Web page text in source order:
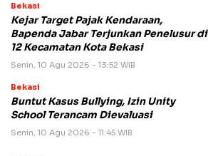
Bekasi
Kejar Target Pajak Kendaraan,
Bapenda Jabar Terjunkan Penelusur di
12 Kecamatan Kota Bekasi
Senin, 10 Agu 2026 - 13:52 WIB
Bekasi
Buntut Kasus Bullying, Izin Unity
School Terancam Dievaluasi
Senin, 10 Agu 2026 - 11:45 WIB